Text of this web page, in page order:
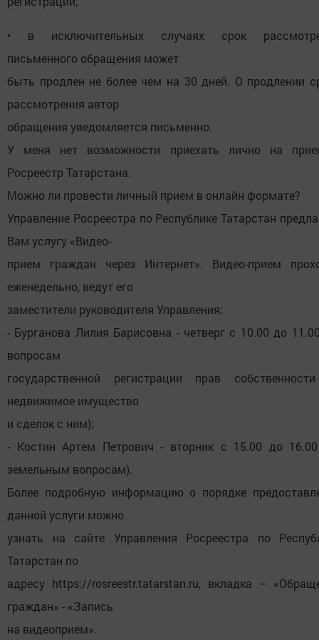
• в исключительных случаях срок
письменного обращения может
быть продлен не более чем на 30 дней. О продлении
рассмотрения автор
обращения уведомляется письменно.
У меня нет возможности приехать лично на
Росреестр Татарстана.
Можно ли провести личный прием в онлайн формате?
Управление Росреестра по Республике Татарстан
Вам услугу «Видео-
прием граждан через Интернет». Видео-прием
еженедельно, ведут его
заместители руководителя Управления:
- Бурганова Лилия Барисовна - четверг с 10.00 до
вопросам
государственной регистрации прав
недвижимое имущество
и сделок с ним);
- Костин Артем Петрович - вторник с 15.00 до
земельным вопросам).
Более подробную информацию о порядке
данной услуги можно
узнать на сайте Управления Росреестра по
Татарстан по
адресу https://rosreestr.tatarstan.ru, вкладка –
граждан» - «Запись
на видеоприем».